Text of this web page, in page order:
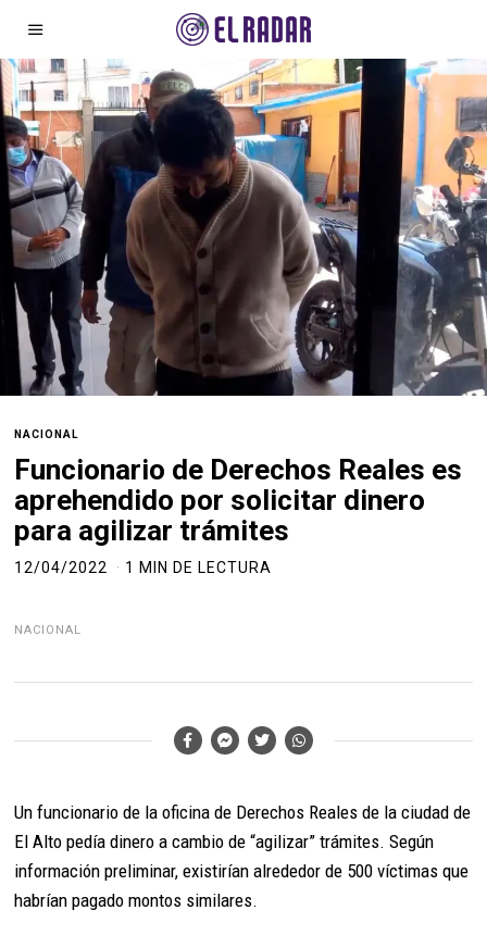
NACIONAL
Funcionario de Derechos Reales es
aprehendido por solicitar dinero
para agilizar trámites
12/04/2022 1 MIN DE LECTURA
NACIONAL
Un funcionario de la oficina de Derechos Reales de la ciudad de
El Alto pedía dinero a cambio de “agilizar” trámites. Según
información preliminar, existirían alrededor de 500 víctimas que
habrían pagado montos similares.